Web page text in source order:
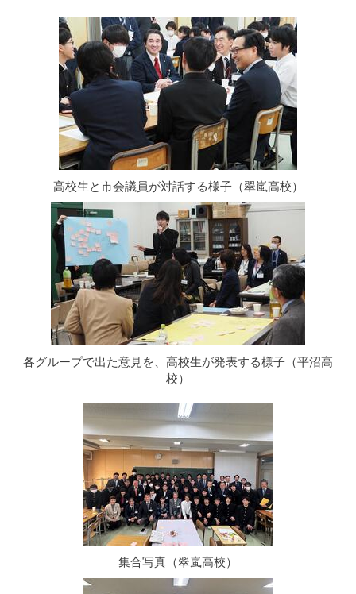
高校生と市会議員が対話する様子（翠嵐高校）
各グループで出た意見を、高校生が発表する様子（平沼高
校）
集合写真（翠嵐高校）